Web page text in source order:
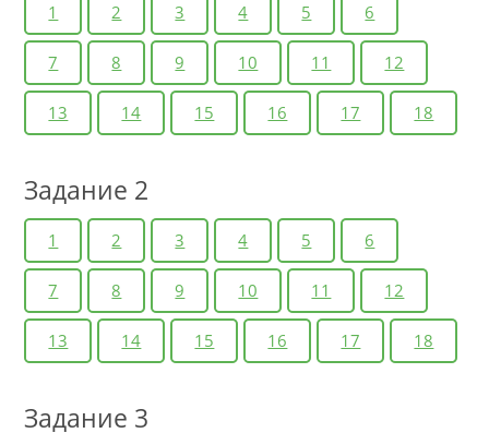
1 2 3 4 5 6
7 8 9 10 11 12
13 14 15 16 17 18
Задание 2
1 2 3 4 5 6
7 8 9 10 11 12
13 14 15 16 17 18
Задание 3